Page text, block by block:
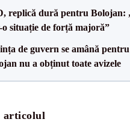
replică dură pentru Bolojan:
situație de forță majoră”
de guvern se amână
nu a obținut toate avizele
articolul